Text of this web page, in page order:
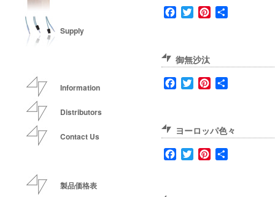
Facebook
TwitterPinterest
共
御無沙汰
Facebook
TwitterPinterest
共
ヨーロッパ色々
Facebook
TwitterPinterest
共
Supply
Information
Distributors
Contact Us
製品価格表